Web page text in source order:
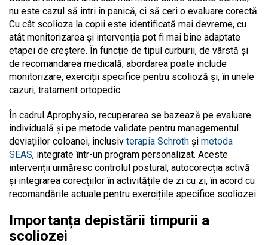
nu este cazul să intri în panică, ci să ceri o evaluare corectă.
Cu cât scolioza la copii este identificată mai devreme, cu
atât monitorizarea și intervenția pot fi mai bine adaptate
etapei de creștere. În funcție de tipul curburii, de vârstă și
de recomandarea medicală, abordarea poate include
monitorizare, exerciții specifice pentru scolioză și, în unele
cazuri, tratament ortopedic.
În cadrul Aprophysio, recuperarea se bazează pe evaluare
individuală și pe metode validate pentru managementul
deviațiilor coloanei, inclusiv terapia Schroth și metoda
SEAS, integrate într-un program personalizat. Aceste
intervenții urmăresc controlul postural, autocorecția activă
și integrarea corecțiilor în activitățile de zi cu zi, în acord cu
recomandările actuale pentru exercițiile specifice scoliozei.
Importanța depistării timpurii a
scoliozei